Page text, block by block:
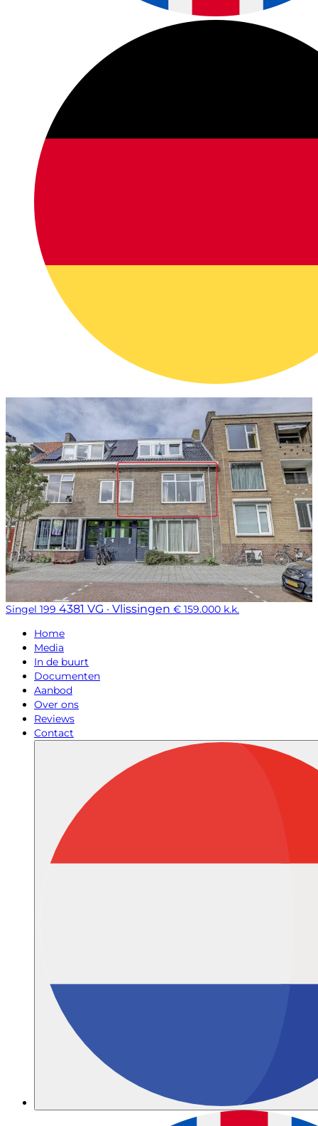
Singel 199 4381 VG · Vlissingen € 159.000 k.k.
Home
Media
In de buurt
Documenten
Aanbod
Over ons
Reviews
Contact